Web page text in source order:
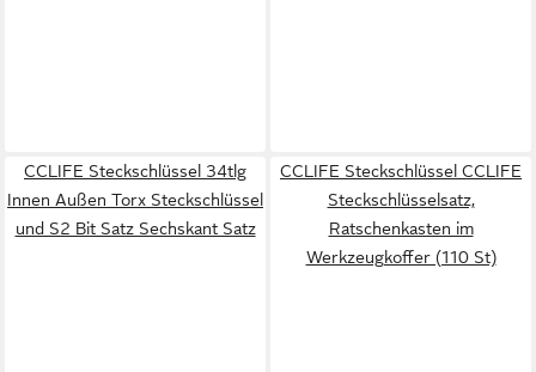
CCLIFE Steckschlüssel 34tlg
Innen Außen Torx Steckschlüssel
und S2 Bit Satz Sechskant Satz
CCLIFE Steckschlüssel CCLIFE
Steckschlüsselsatz,
Ratschenkasten im
Werkzeugkoffer (110 St)